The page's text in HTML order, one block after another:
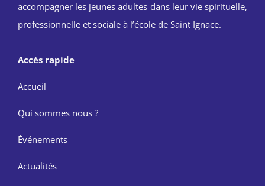
accompagner les jeunes adultes dans leur vie spirituelle,
professionnelle et sociale à l’école de Saint Ignace.
Accès rapide
Accueil
Qui sommes nous ?
Événements
Actualités